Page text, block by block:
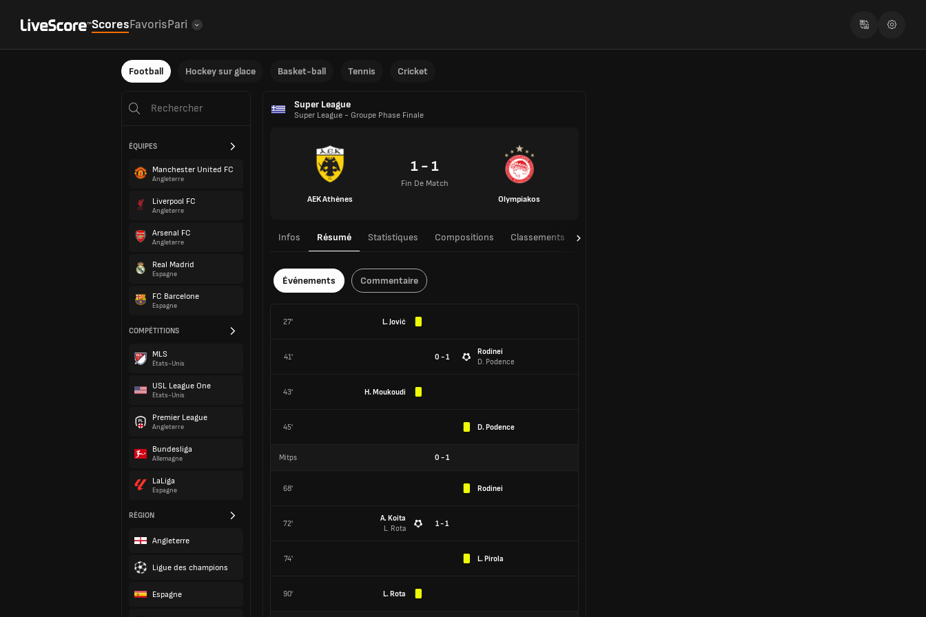
ScoresFavorisPari
Football Hockey sur glace Basket-ball Tennis Cricket
ÉQUIPES
Manchester United FC
Angleterre
Liverpool FC
Angleterre
Arsenal FC
Angleterre
Real Madrid
Espagne
FC Barcelone
Espagne
COMPÉTITIONS
MLS
États-Unis
USL League One
États-Unis
Premier League
Angleterre
Bundesliga
Allemagne
LaLiga
Espagne
RÉGION
Angleterre
Ligue des champions
Espagne
Super League
Super League - Groupe Phase Finale
AEK Athènes
1 - 1
Fin De Match
Olympiakos
Infos Résumé Statistiques Compositions Classements
Événements Commentaire
27' L. Jović
41' 0 - 1
Rodinei
D. Podence
43' H. Moukoudi
45' D. Podence
Mitps 0 -1
68' Rodinei
72'
A. Koita
L. Rota
1 - 1
74' L. Pirola
90' L. Rota